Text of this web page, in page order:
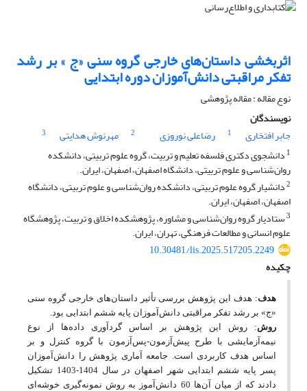
اثربخشی داستان­‌های خارجی گروه سنی «ج » بر رشد
تفکر مراقبتی دانش‌­آموزان دوره ابتدایی
نوع مقاله : مقاله پژوهشی
نویسندگان
جابر افتخاری
1 رضاعلی نوروزی 2 مهرنوش هدایتی
3
1 دانشجوی دکتری فلسفه‌ تعلیم و تربیت، گروه علوم تربیتی، دانشکده
روان‌شناسی و علوم تربیتی، دانشگاه اصفهان، اصفهان، ایران.
2دانشیار گروه علوم تربیتی، دانشکده روان‌شناسی و علوم تربیتی، دانشگاه
اصفهان، اصفهان، ایران.
3ستادیار گروه روان‌شناسی و مشاوره، پژوهشکده اخلاق و تربیت، پژوهشگاه
علوم انسانی و مطالعات فرهنگی، تهران، ایران.
10.30481/lis.2025.517205.2249
چکیده
هدف: هدف این پژوهش بررسی تأثیر داستان‌های خارجی گروه سنی
«ج» بر رشد تفکر مراقبتی دانش‌آموزان پایه ششم ابتدایی بود.
روش: روش این پژوهش بر اساس گردآوری داده‌ها از نوع
نیمه‌آزمایشی با طرح پیش‌آزمون-پس‌آزمون با گروه کنترل و بر
اساس هدف کاربردی است. جامعه آماری پژوهش را دانش‌آموزان
پسر پایه ششم ابتدایی شهر اصفهان در سال 1404-1403 تشکیل
دادند که از میان آن‌ها 60 دانش‌آموز به روش نمونه‌گیری خوشه‌ای